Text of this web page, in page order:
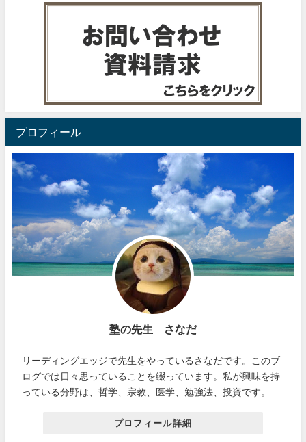
プロフィール
塾の先生 さなだ
リーディングエッジで先生をやっているさなだです。このブ
ログでは日々思っていることを綴っています。私が興味を持
っている分野は、哲学、宗教、医学、勉強法、投資です。
プロフィール詳細